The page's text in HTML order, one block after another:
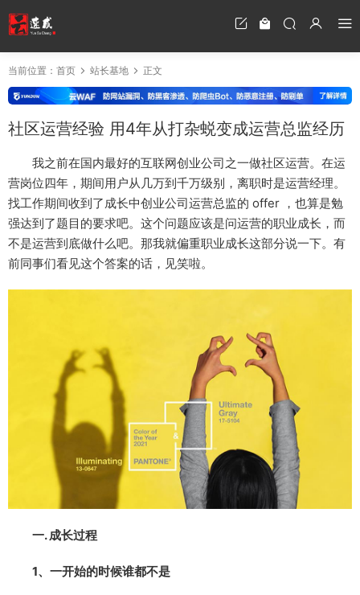
当前位置： 首页 站长基地 正文
社区运营经验 用4年从打杂蜕变成运营总监经历
我之前在国内最好的互联网创业公司之一做社区运营。在运
营岗位四年，期间用户从几万到千万级别，离职时是运营经理。
找工作期间收到了成长中创业公司运营总监的 offer ，也算是勉
强达到了题目的要求吧。这个问题应该是问运营的职业成长，而
不是运营到底做什么吧。那我就偏重职业成长这部分说一下。有
前同事们看见这个答案的话，见笑啦。
一. 成长过程
1、一开始的时候谁都不是